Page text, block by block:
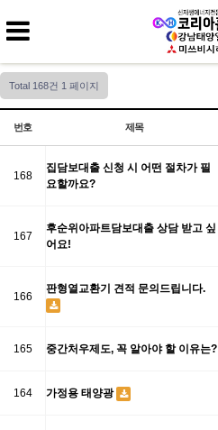
Total 168건 1 페이지
번호 제목
168
집담보대출 신청 시 어떤 절차가 필
요할까요?
167
후순위아파트담보대출 상담 받고 싶
어요!
166
판형열교환기 견적 문의드립니다.
165 중간처우제도, 꼭 알아야 할 이유는?
164 가정용 태양광